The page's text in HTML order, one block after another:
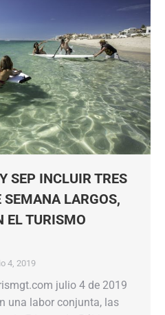
SEP INCLUIR TRES
SEMANA LARGOS,
EL TURISMO
4, 2019
julio 4 de 2019
una labor conjunta, las